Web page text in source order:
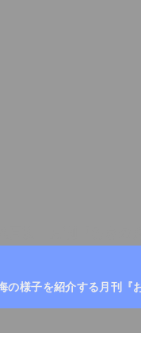
の様子を紹介する月刊『